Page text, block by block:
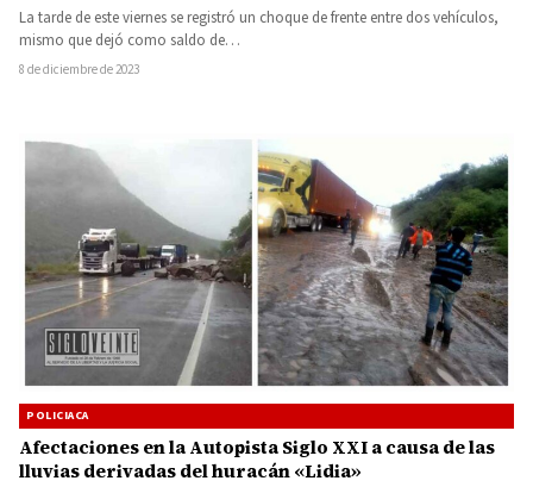
La tarde de este viernes se registró un choque de frente entre dos vehículos,
mismo que dejó como saldo de…
8 de diciembre de 2023
POLICIACA
Afectaciones en la Autopista Siglo XXI a causa de las
lluvias derivadas del huracán «Lidia»